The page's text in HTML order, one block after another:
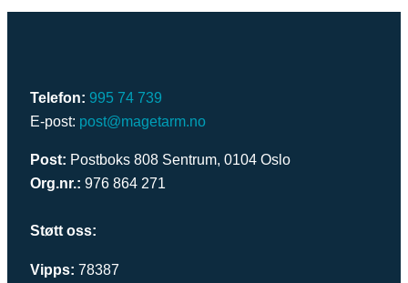
Telefon: 995 74 739
E-post: post@magetarm.no
Post: Postboks 808 Sentrum, 0104 Oslo
Org.nr.:976 864 271
Støtt oss:
Vipps: 78387